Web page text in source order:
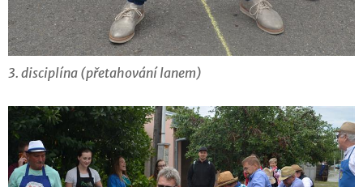
3. disciplína (přetahování lanem)